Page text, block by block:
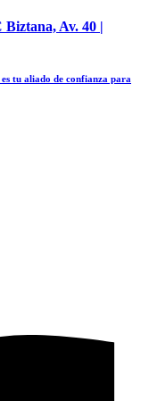
Av. 40 |
tu aliado de confianza para